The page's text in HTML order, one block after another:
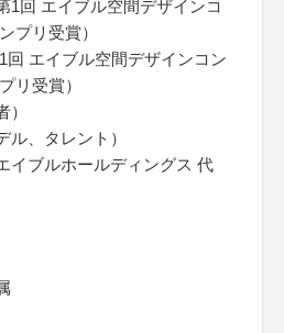
1回 エイブル空間デザインコ
プリ受賞）
回 エイブル空間デザインコン
リ受賞）
ル、タレント）
イブルホールディングス 代